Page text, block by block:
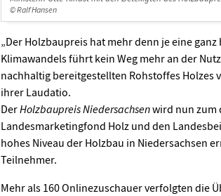
© Ralf Hansen
„Der Holzbaupreis hat mehr denn je eine
Klimawandels führt kein Weg mehr an der
nachhaltig bereitgestellten Rohstoffes Holzes
ihrer Laudatio.
DerHolzbaupreis Niedersachsenwird nun zum
Landesmarketingfond Holz und den
hohes Niveau der Holzbau in Niedersachsen
Teilnehmer.
Mehr als 160 Onlinezuschauer verfolgten die